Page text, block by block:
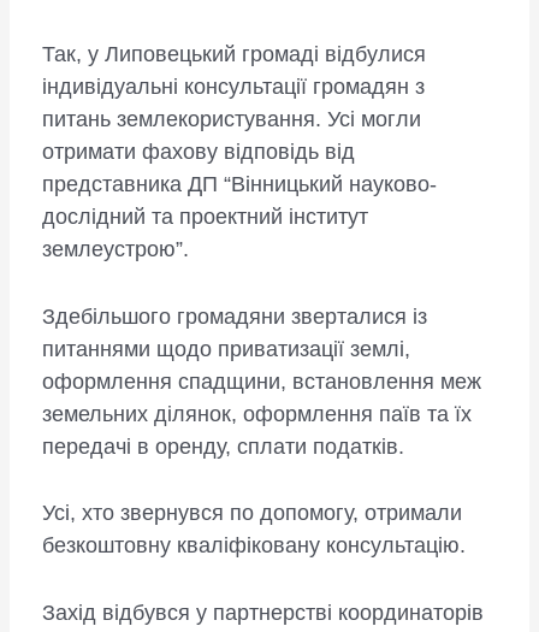
Так, у Липовецький громаді відбулися
індивідуальні консультації громадян з
питань землекористування. Усі могли
отримати фахову відповідь від
представника ДП “Вінницький науково-
дослідний та проектний інститут
землеустрою”.
Здебільшого громадяни зверталися із
питаннями щодо приватизації землі,
оформлення спадщини, встановлення меж
земельних ділянок, оформлення паїв та їх
передачі в оренду, сплати податків.
Усі, хто звернувся по допомогу, отримали
безкоштовну кваліфіковану консультацію.
Захід відбувся у партнерстві координаторів